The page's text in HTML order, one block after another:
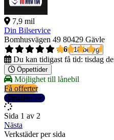
7,9 mil
Din Bilservice
Bomhusvägen 49 80429 Gävle
4,6
18 betyg
Du kan tidigast få tid: tisdag
Öppettider
Möjlighet till lånebil
Få offerter
Detaljer
Sida 1 av 2
Nästa
Verkstäder per sida